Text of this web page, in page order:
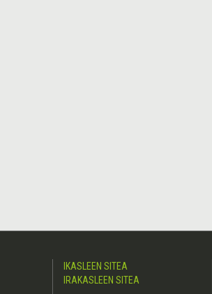
IKASLEEN SITEA
IRAKASLEEN SITEA